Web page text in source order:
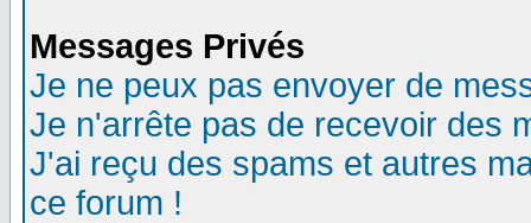
Messages Privés
Je ne peux pas envoyer de
Je n'arrête pas de recevoir des
J'ai reçu des spams et autres
ce forum !